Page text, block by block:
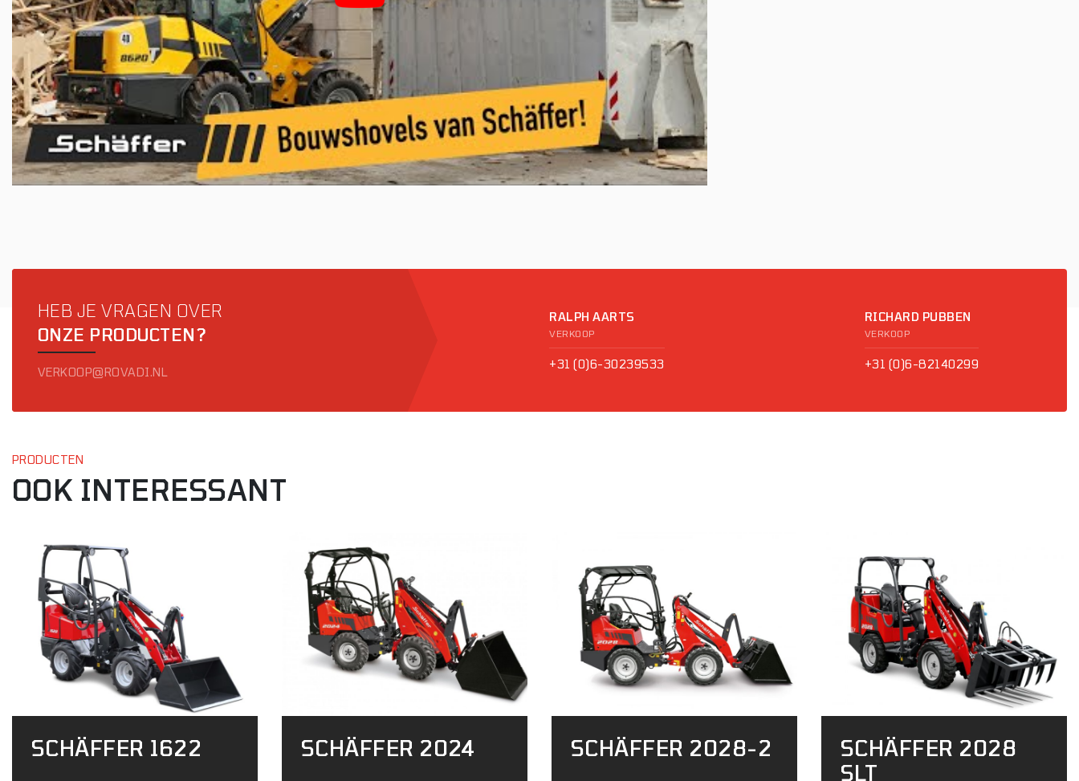
HEB JE VRAGEN OVER
ONZE PRODUCTEN?
VERKOOP@ROVADI.NL
RALPH AARTS
VERKOOP
+31 (0)6-30239533
RICHARD PUBBEN
VERKOOP
+31 (0)6-82140299
PRODUCTEN
OOK INTERESSANT
SCHÄFFER 1622 SCHÄFFER 2024 SCHÄFFER 2028-2
SCHÄFFER 2028
SLT